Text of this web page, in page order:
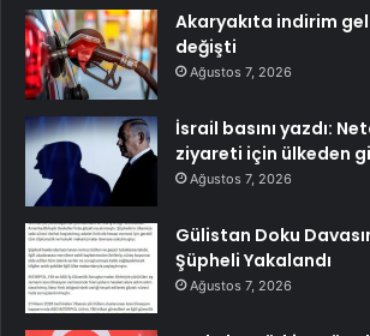
Akaryakıta indirim
değişti
Ağustos 7, 2026
İsrail basını yazdı:
ziyareti için ülkeden
Ağustos 7, 2026
Gülistan Doku
Şüpheli Yakalandı
Ağustos 7, 2026